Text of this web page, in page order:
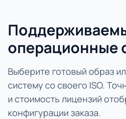
операционные
Выберите готовый образ
систему со своего ISO.
и стоимость лицензий
конфигурации заказа.